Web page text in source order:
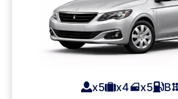
x5 x4 x5 B